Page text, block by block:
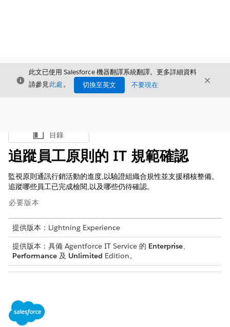
結束
此文已使用 Salesforce 機器翻譯系統翻譯。更多詳細資料
請參見此處。 切換至英文 不要現在 結束
顯示目錄
目錄
追蹤員工原則的 IT 規範確認
監視原則通訊行銷活動的進度,以驗證組織合規性並支援稽核整備。
追蹤哪些員工已完成檢閱,以及哪些仍待確認。
必要版本
提供版本：Lightning Experience
提供版本：具備 Agentforce IT Service 的 Enterprise、
Performance 及 Unlimited Edition。
若要檢視「保單通訊回應」記
錄: